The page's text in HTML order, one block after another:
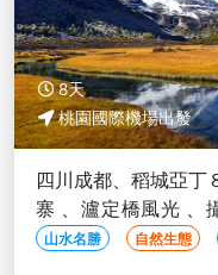
8天
桃園國際機場出發
四川成都、稻城亞丁
寨 、瀘定橋風光 、
訪)
山水名勝 自然生態